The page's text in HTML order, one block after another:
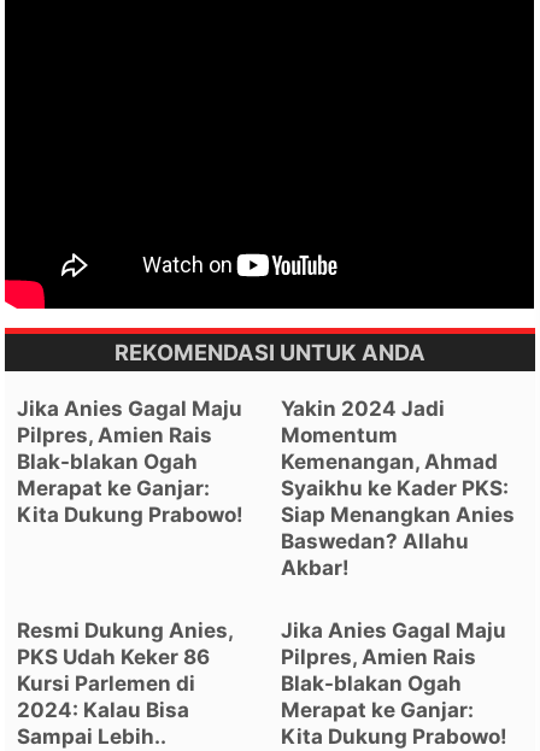
REKOMENDASI UNTUK ANDA
Jika Anies Gagal Maju
Pilpres, Amien Rais
Blak-blakan Ogah
Merapat ke Ganjar:
Kita Dukung Prabowo!
Yakin 2024 Jadi
Momentum
Kemenangan, Ahmad
Syaikhu ke Kader PKS:
Siap Menangkan Anies
Baswedan? Allahu
Akbar!
Resmi Dukung Anies,
PKS Udah Keker 86
Kursi Parlemen di
2024: Kalau Bisa
Sampai Lebih..
Jika Anies Gagal Maju
Pilpres, Amien Rais
Blak-blakan Ogah
Merapat ke Ganjar:
Kita Dukung Prabowo!